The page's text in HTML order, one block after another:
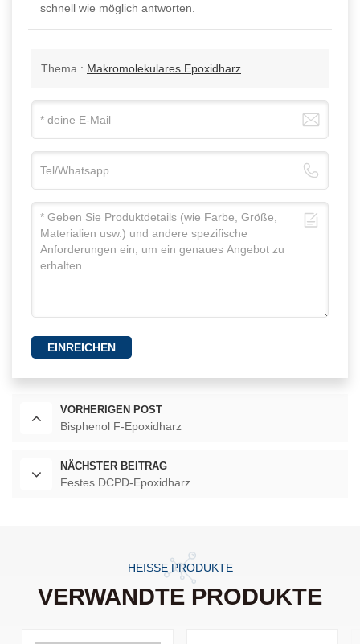
schnell wie möglich antworten.
Thema : Makromolekulares Epoxidharz
EINREICHEN
VORHERIGEN POST
Bisphenol F-Epoxidharz
NÄCHSTER BEITRAG
Festes DCPD-Epoxidharz
HEISSE PRODUKTE
VERWANDTE PRODUKTE